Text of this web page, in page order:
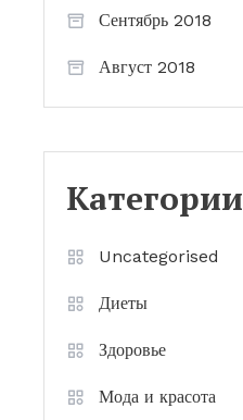
Сентябрь 2018
Август 2018
Категории
Uncategorised
Диеты
Здоровье
Мода и красота